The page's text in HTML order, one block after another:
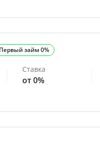
Первый займ 0%
Ставка
от 0%